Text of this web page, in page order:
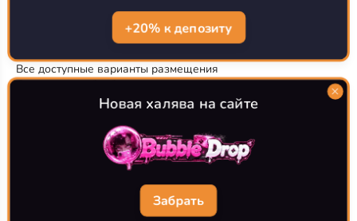
CS-CONFIG.com © 2020-2026 г.
Политика конфиденциальности
РЕКЛАМА НА САЙТЕ
Все доступные варианты размещения
Согласие на обработку данных
О CS-CONFIG.COM
CFG pro CS 2 - именно это мы и размещаем на нашем
проекте, иными словами мы предоставляем пользователям
конфиги про игроков кс2. Также вы сможете
самостоятельно поделиться своими настройками с другими
WebZapusk.ru
+20% к депозиту
Новая халява на сайте
Забрать